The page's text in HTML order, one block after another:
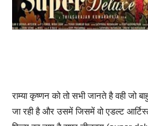
राम्या कृष्णन को तो सभी जानते है वही जो
जा रही है और उसमें जिसमें वो एडल्ट